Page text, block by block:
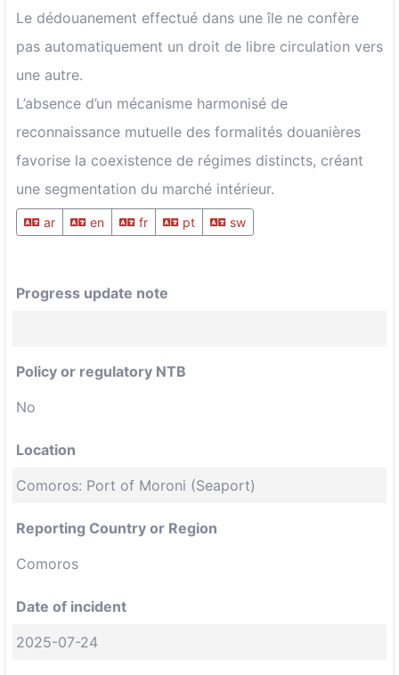
Le dédouanement effectué dans une île ne confère
pas automatiquement un droit de libre circulation vers
une autre.
L’absence d’un mécanisme harmonisé de
reconnaissance mutuelle des formalités douanières
favorise la coexistence de régimes distincts, créant
une segmentation du marché intérieur.
ar en fr pt sw
Progress update note
Policy or regulatory NTB
No
Location
Comoros: Port of Moroni (Seaport)
Reporting Country or Region
Comoros
Date of incident
2025-07-24